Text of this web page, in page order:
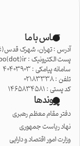
تماس با ما
آدرس : تهران، شهرک
پست الکترونیک : info[at]ipo(dot)ir
سامانه پیامکی : 40403903
تلفن : 02183338
کد پستی : 1465834581
پیوندها
دفتر مقام معظم رهبری
نهاد ریاست جمهوری
وزارت امور اقتصاد و دارایی